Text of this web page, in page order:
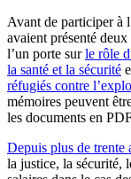
Avant de participer à
avaient présenté
l’un porte surle rôle
la santé et la sécurité
réfugiés contre
mémoires peuvent
les documents en
Depuis plus de trente
la justice, la sécurité,